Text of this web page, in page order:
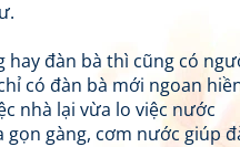
hay đàn bà thì cũng có
có đàn bà mới ngoan
nhà lại vừa lo việc nước
gọn gàng, cơm nước giúp